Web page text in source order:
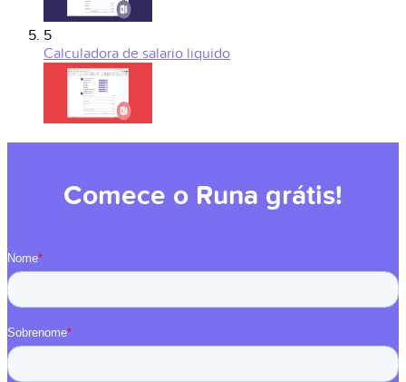
5
Calculadora de salario liquido
Comece o Runa grátis!